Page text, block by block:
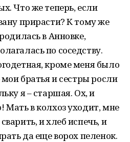
Что же теперь, если
прирасти? К тому же
в Анновке,
по соседству.
кроме меня было
братья и сестры росли
я – старшая. Ох, и
Мать в колхоз уходит, мне
и хлеб испечь, и
да еще ворох пеленок.